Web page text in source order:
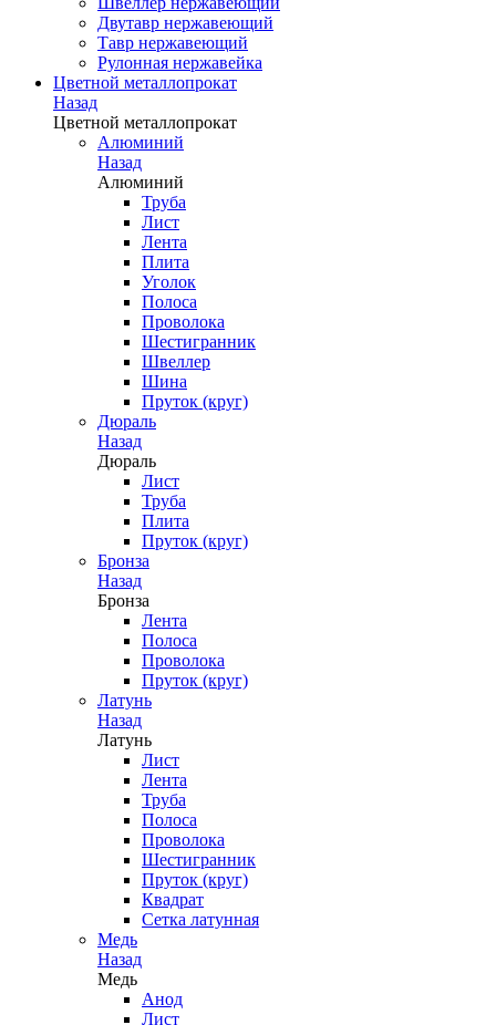
Двутавр нержавеющий
Тавр нержавеющий
Рулонная нержавейка
Цветной металлопрокат
Назад
Цветной металлопрокат
Алюминий
Назад
Алюминий
Труба
Лист
Лента
Плита
Уголок
Полоса
Проволока
Шестигранник
Швеллер
Шина
Пруток (круг)
Дюраль
Назад
Дюраль
Лист
Труба
Плита
Пруток (круг)
Бронза
Назад
Бронза
Лента
Полоса
Проволока
Пруток (круг)
Латунь
Назад
Латунь
Лист
Лента
Труба
Полоса
Проволока
Шестигранник
Пруток (круг)
Квадрат
Сетка латунная
Медь
Назад
Медь
Анод
Лист